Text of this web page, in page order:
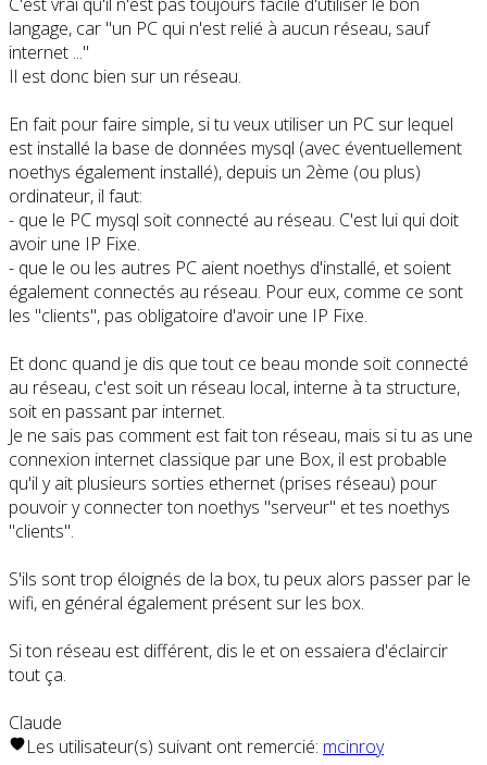
langage, car "un PC qui n'est relié à aucun réseau, sauf
internet ..."
Il est donc bien sur un réseau.
En fait pour faire simple, si tu veux utiliser un PC sur lequel
est installé la base de données mysql (avec éventuellement
noethys également installé), depuis un 2ème (ou plus)
ordinateur, il faut:
- que le PC mysql soit connecté au réseau. C'est lui qui doit
avoir une IP Fixe.
- que le ou les autres PC aient noethys d'installé, et soient
également connectés au réseau. Pour eux, comme ce sont
les "clients", pas obligatoire d'avoir une IP Fixe.
Et donc quand je dis que tout ce beau monde soit connecté
au réseau, c'est soit un réseau local, interne à ta structure,
soit en passant par internet.
Je ne sais pas comment est fait ton réseau, mais si tu as une
connexion internet classique par une Box, il est probable
qu'il y ait plusieurs sorties ethernet (prises réseau) pour
pouvoir y connecter ton noethys "serveur" et tes noethys
"clients".
S'ils sont trop éloignés de la box, tu peux alors passer par le
wifi, en général également présent sur les box.
Si ton réseau est différent, dis le et on essaiera d'éclaircir
tout ça.
Claude
Les utilisateur(s) suivant ont remercié: mcinroy